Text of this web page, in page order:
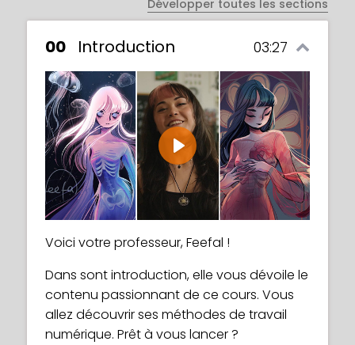
Développer toutes les sections
00 Introduction 03:27
Play
Voici votre professeur, Feefal !
Dans sont introduction, elle vous dévoile le
contenu passionnant de ce cours. Vous
allez découvrir ses méthodes de travail
numérique. Prêt à vous lancer ?